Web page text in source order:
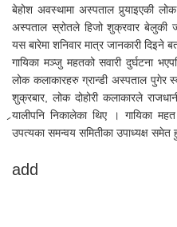
बेहोश अवस्थामा अस्पताल पुर्‍याइएकी
अस्पताल स्रोतले हिजो शुक्रवार बेलुकी
यस बारेमा शनिवार मात्र जानकारी दिइने
गायिका मञ्जु महतको सवारी दुर्घटना
लोक कलाकारहरु ग्रान्डी अस्पताल पुगेर
शुक्रबार, लोक दोहोरी कलाकारले
र्‍यालीपनि निकालेका थिए । गायिका
उपत्यका समन्वय समितीका उपाध्यक्ष समेत
add